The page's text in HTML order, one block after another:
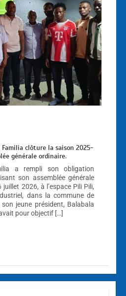
Familia clôture la saison 2025-
générale ordinaire.
a rempli son obligation
son assemblée générale
2026, à l’espace Pili Pili,
dans la commune de
jeune président, Balabala
pour objectif […]